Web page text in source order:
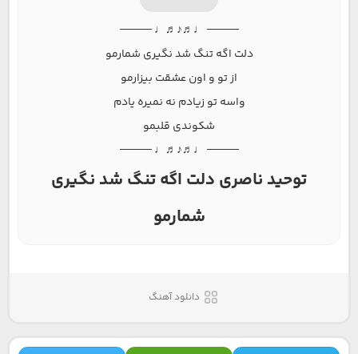
──── ♩♬♪♬♩ ────
دلت اگه تنگ شد نگیری شمارمو
از تو و اون عشقت بیزارمو
واسه تو زیادم نه نمیره یادم
شکوندی قلبمو
──── ♩♬♪♬♩ ────
توحید ناصری دلت اگه تنگ شد نگیری
شمارمو
دانلود آهنگ